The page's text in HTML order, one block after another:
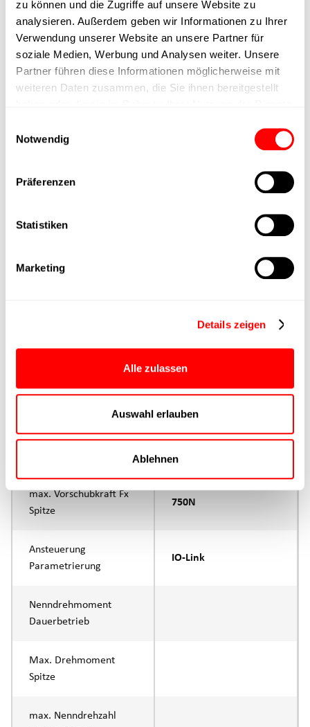
zu können und die Zugriffe auf unsere Website zu
analysieren. Außerdem geben wir Informationen zu Ihrer
Verwendung unserer Website an unsere Partner für
soziale Medien, Werbung und Analysen weiter. Unsere
Partner führen diese Informationen möglicherweise mit
weiteren Daten zusammen, die Sie ihnen bereitgestellt
Notwendig
Präferenzen
Statistiken
Marketing
Details zeigen
Alle zulassen
Auswahl erlauben
Ablehnen
Ausführung
max. Drehzahl
Positioniergenauigkeit +/- 0.1 mm
CTC-080
Produktgruppe CTC
max. Vorschubkraft Fx
max. Vorschubkraft Fx
Spitze
750N
Ansteuerung
Parametrierung
IO-Link
Nenndrehmoment
Dauerbetrieb
Max. Drehmoment
Spitze
max. Nenndrehzahl